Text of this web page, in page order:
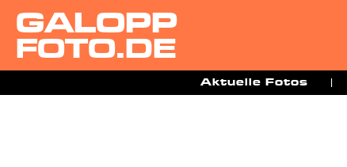
GALOPP
FOTO.DE
Aktuelle Fotos